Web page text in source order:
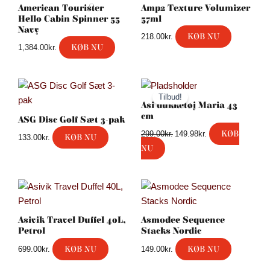
American Tourister
Hello Cabin Spinner 55
Navy
1,384.00kr. KØB NU
Amp2 Texture Volumizer
57ml
218.00kr. KØB NU
ASG Disc Golf Sæt 3-pak
133.00kr. KØB NU
Tilbud!
Asi dukketøj Maria 43
cm
299.00kr.
Den
oprindelige
pris
149.98kr.
pris
149.98kr..
KØB
NU
Asivik Travel Duffel 40L,
Petrol
699.00kr. KØB NU
Asmodee Sequence
Stacks Nordic
149.00kr. KØB NU